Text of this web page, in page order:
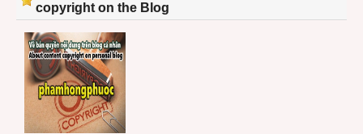
copyright on the Blog